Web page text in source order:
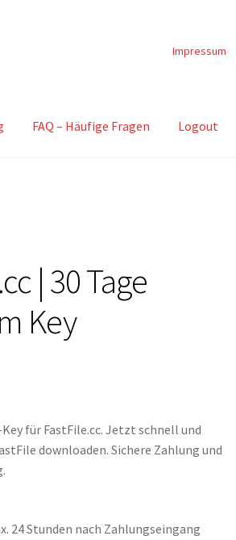
Impressum
FAQ – Häufige Fragen Logout
| 30 Tage
Key
für FastFile.cc. Jetzt schnell und
downloaden. Sichere Zahlung und
24 Stunden nach Zahlungseingang